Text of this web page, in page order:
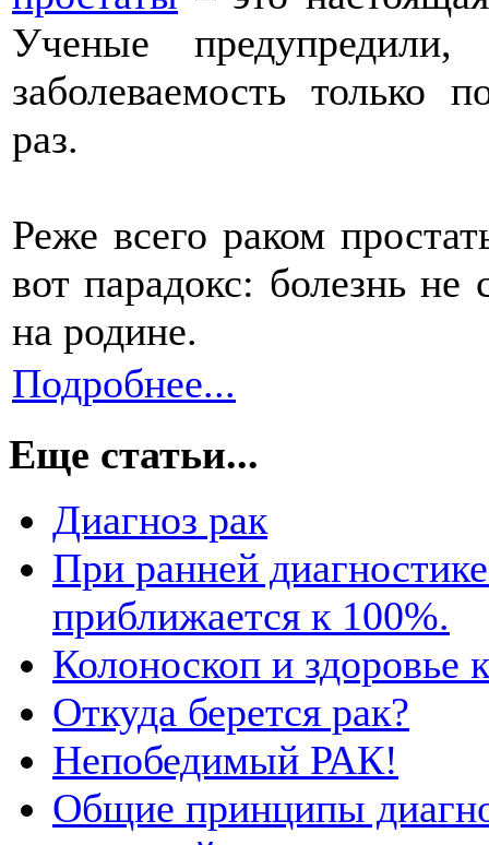
Ученые
заболеваемость только
раз.
Реже всего раком
вот парадокс: болезнь
на родине.
Подробнее...
Еще статьи...
Диагноз рак
При ранней
приближается к 100%.
Колоноскоп и здоровье
Откуда берется рак?
Непобедимый РАК!
Общие принципы